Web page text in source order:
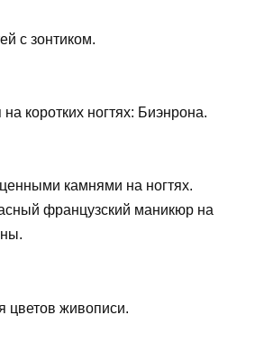
с зонтиком.
коротких ногтях: Биэнрона.
камнями на ногтях.
французский маникюр на
цветов живописи.